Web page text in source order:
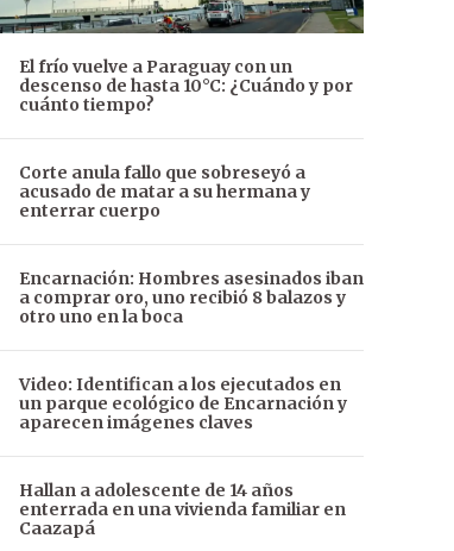
El frío vuelve a Paraguay con un
descenso de hasta 10°C: ¿Cuándo y por
cuánto tiempo?
Corte anula fallo que sobreseyó a
acusado de matar a su hermana y
enterrar cuerpo
Encarnación: Hombres asesinados iban
a comprar oro, uno recibió 8 balazos y
otro uno en la boca
Video: Identifican a los ejecutados en
un parque ecológico de Encarnación y
aparecen imágenes claves
Hallan a adolescente de 14 años
enterrada en una vivienda familiar en
Caazapá